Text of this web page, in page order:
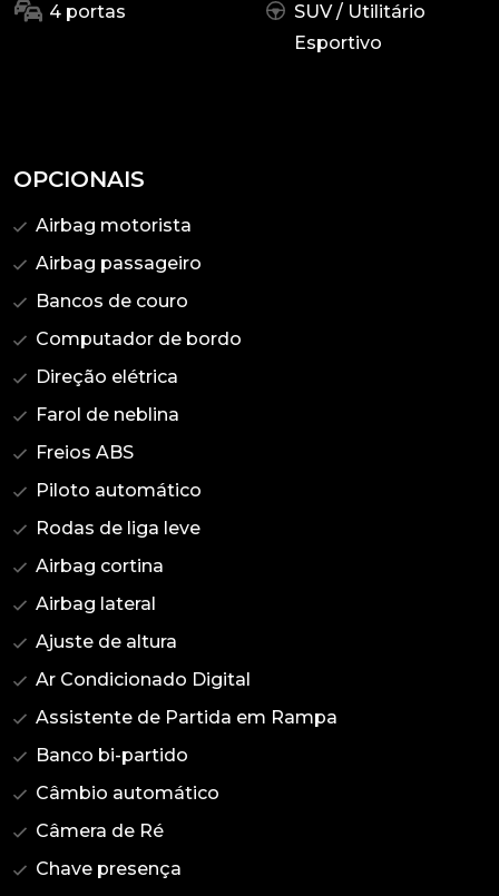
4 portas
SUV / Utilitário
Esportivo
OPCIONAIS
Airbag motorista
Airbag passageiro
Bancos de couro
Computador de bordo
Direção elétrica
Farol de neblina
Freios ABS
Piloto automático
Rodas de liga leve
Airbag cortina
Airbag lateral
Ajuste de altura
Ar Condicionado Digital
Assistente de Partida em Rampa
Banco bi-partido
Câmbio automático
Câmera de Ré
Chave presença